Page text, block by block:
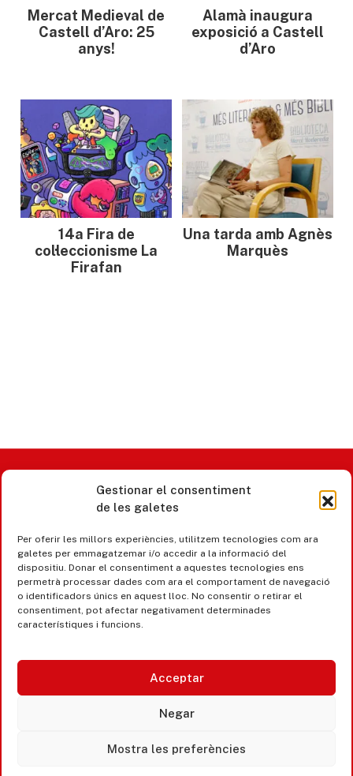
Gestionar el consentiment
de les galetes
Per oferir les millors experiències, utilitzem tecnologies com ara
galetes per emmagatzemar i/o accedir a la informació del
dispositiu. Donar el consentiment a aquestes tecnologies ens
permetrà processar dades com ara el comportament de navegació
o identificadors únics en aquest lloc. No consentir o retirar el
consentiment, pot afectar negativament determinades
característiques i funcions.
Acceptar
Negar
Mostra les preferències
Mercat Medieval de
Castell d’Aro: 25
anys!
Alamà inaugura
exposició a Castell
d’Aro
14a Fira de
col·leccionisme La
Firafan
Una tarda amb Agnès
Marquès
Castell d’Aro · Platja d’Aro · S’Agaró
365 www.platjadaro
Accesibilitat